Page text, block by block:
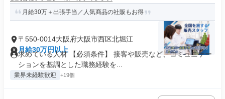
月給30万＋出張手当／人気商品の社販もお得
〒550-0014大阪府大阪市西区北堀江
月給30万円以上
求めている人材 【必須条件】 接客や販売など、コミュニケー
ションを基調とした職務経験を...
業界未経験歓迎 +19個